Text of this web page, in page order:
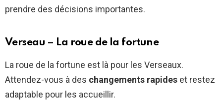
prendre des décisions importantes.
Verseau – La roue de la fortune
La roue de la fortune est là pour les Verseaux.
Attendez-vous à des changements rapides et restez
adaptable pour les accueillir.